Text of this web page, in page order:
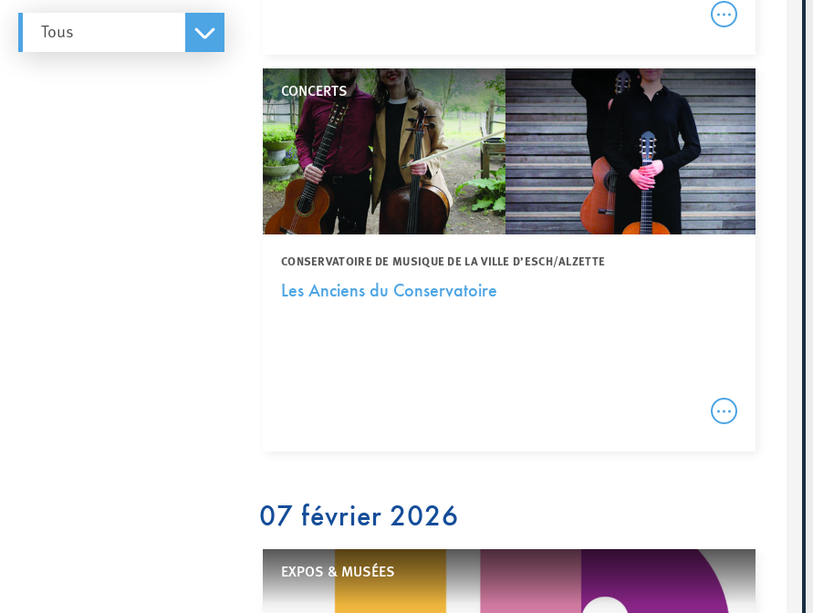
Tous
CONCERTS
CONSERVATOIRE DE MUSIQUE DE LA VILLE D’ESCH/ALZETTE
Les Anciens du Conservatoire
07 février 2026
EXPOS & MUSÉES